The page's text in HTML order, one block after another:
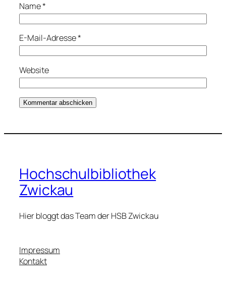
Name*
E-Mail-Adresse*
Website
Hochschulbibliothek
Zwickau
Hier bloggt das Team der HSB Zwickau
Impressum
Kontakt